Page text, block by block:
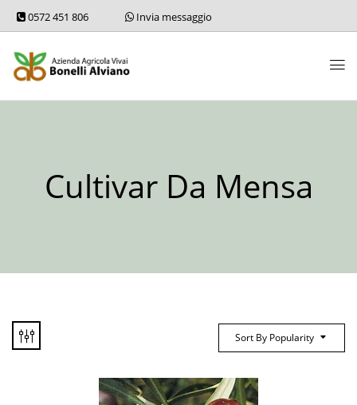
0572 451 806 Invia messaggio
Cultivar Da Mensa
Sort By Popularity